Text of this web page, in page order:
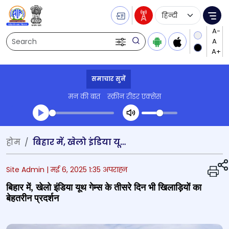
Search
Language
समाचार सुनें
मन की बात स्क्रीन रीडर एक्सेस
Transcript summary
प्ले ऑडियो
होम बिहार में, खेलो इंडिया यूथ गेम्स के तीसरे दिन भी खिलाड़ियों का बेहतरीन प्रदर्शन
Site Admin |मई 6, 2025 1:35 अपराह्न
बिहार में, खेलो इंडिया यूथ गेम्स के तीसरे दिन भी खिलाड़ियों का
बेहतरीन प्रदर्शन